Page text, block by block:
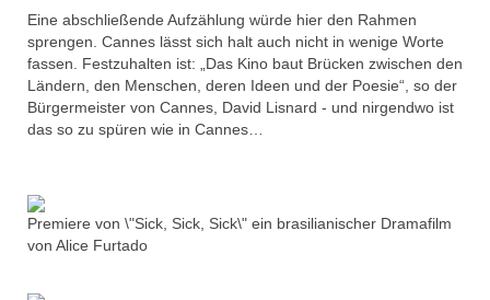
Eine abschließende Aufzählung würde hier den Rahmen
sprengen. Cannes lässt sich halt auch nicht in wenige Worte
fassen. Festzuhalten ist: „Das Kino baut Brücken zwischen den
Ländern, den Menschen, deren Ideen und der Poesie“, so der
Bürgermeister von Cannes, David Lisnard - und nirgendwo ist
das so zu spüren wie in Cannes…
Premiere von \"Sick, Sick, Sick\" ein brasilianischer Dramafilm
von Alice Furtado